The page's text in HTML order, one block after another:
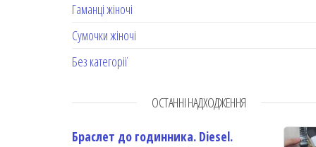
Гаманці жіночі
Сумочки жіночі
Без категорії
ОСТАННІ НАДХОДЖЕННЯ
Браслет до годинника. Diesel.